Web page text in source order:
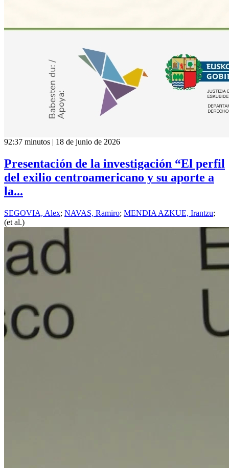
92:37 minutos | 18 de junio de 2026
Presentación de la investigación “El perfil
del exilio centroamericano y su aporte a
la...
SEGOVIA, Alex; NAVAS, Ramiro; MENDIA AZKUE, Irantzu;
(et al.)